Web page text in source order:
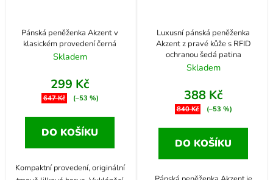
Pánská peněženka Akzent v
klasickém provedení černá
Skladem
299 Kč
647 Kč (–53 %)
DO KOŠÍKU
Kompaktní provedení, originální
Luxusní pánská peněženka
Akzent z pravé kůže s RFID
ochranou šedá patina
Skladem
388 Kč
840 Kč (–53 %)
DO KOŠÍKU